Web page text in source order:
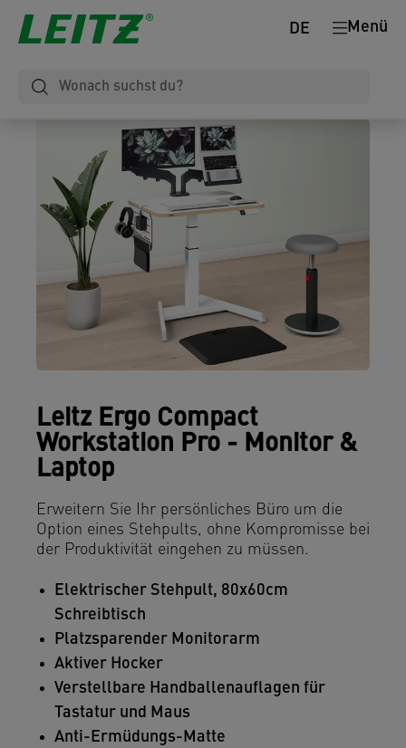
Menü
DE
Leitz Ergo Compact
Workstation Pro - Monitor &
Laptop
Erweitern Sie Ihr persönliches Büro um die
Option eines Stehpults, ohne Kompromisse bei
der Produktivität eingehen zu müssen.
Elektrischer Stehpult, 80x60cm
Schreibtisch
Platzsparender Monitorarm
Aktiver Hocker
Verstellbare Handballenauflagen für
Tastatur und Maus
Anti-Ermüdungs-Matte